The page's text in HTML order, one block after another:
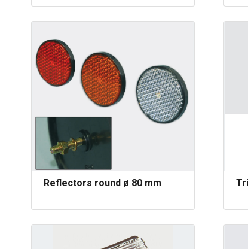
Reflectors round ø 80 mm